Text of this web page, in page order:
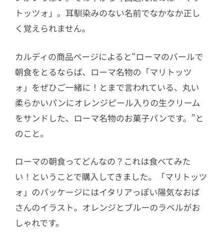
トッツォ」。耳馴染みのない名前でなかなか正し
く覚えられません。
カルディの商品ページによると“ローマのバールで
朝食をとるならば、ローマ名物の「マリトッツ
ォ」をぜひご一緒に！とまで言われている、丸い
柔らかいパンにオレンジピール入りの生クリーム
をサンドした、ローマ名物のお菓子パンです。”と
のこと。
ローマの朝食ってどんなの？これは食べてみた
い！ということで購入してきました。「マリトッツ
ォ」のパッケージにはイタリアっぽい陽気なおば
さんのイラスト。オレンジとブルーのラベルがお
しゃれです。